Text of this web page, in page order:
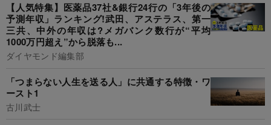
【人気特集】医薬品37社&銀行24行の「3年後の
予測年収」ランキング!武田、アステラス、第一
三共、中外の年収は?メガバンク数行が“平均
1000万円超え”から脱落も...
ダイヤモンド編集部
「つまらない人生を送る人」に共通する特徴・ワ
ースト1
古川武士